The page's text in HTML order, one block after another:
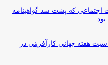
که پشت سد گواهینامه
هفته جهانی کارآفرینی در